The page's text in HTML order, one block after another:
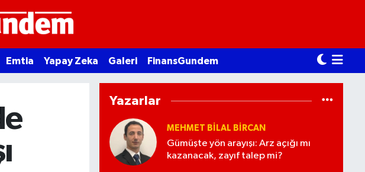
Emtia Yapay Zeka Galeri FinansGundem
Yazarlar
MEHMET BILAL BİRCAN
Gümüşte yön arayışı: Arz açığı mı
kazanacak, zayıf talep mi?